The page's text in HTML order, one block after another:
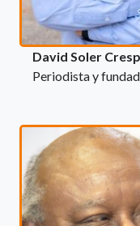
David Soler
Periodista y